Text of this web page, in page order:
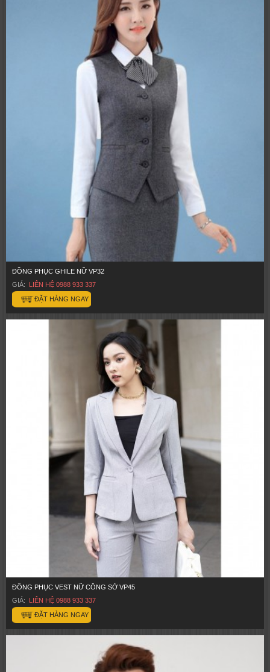
ĐỒNG PHỤC GHILE NỮ VP32
GIÁ:
LIÊN HỆ 0988 933 337
ĐẶT HÀNG NGAY
ĐỒNG PHỤC VEST NỮ CÔNG SỞ VP45
GIÁ:
LIÊN HỆ 0988 933 337
ĐẶT HÀNG NGAY